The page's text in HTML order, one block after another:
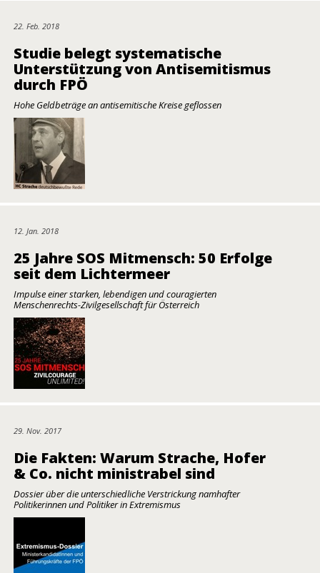
22. Feb. 2018
Studie belegt systematische
Unterstützung von Antisemitismus
durch FPÖ
Hohe Geldbeträge an antisemitische Kreise geflossen
12. Jan. 2018
25 Jahre SOS Mitmensch: 50 Erfolge
seit dem Lichtermeer
Impulse einer starken, lebendigen und couragierten
Menschenrechts-Zivilgesellschaft für Österreich
29. Nov. 2017
Die Fakten: Warum Strache, Hofer
& Co. nicht ministrabel sind
Dossier über die unterschiedliche Verstrickung namhafter
Politikerinnen und Politiker in Extremismus